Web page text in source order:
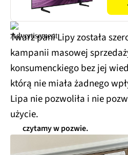
Twarz pani Lipy została
kampanii masowej
konsumenckiego bez jej
którą nie miała żadnego
Lipa nie pozwoliła i nie
użycie.
czytamy w pozwie.